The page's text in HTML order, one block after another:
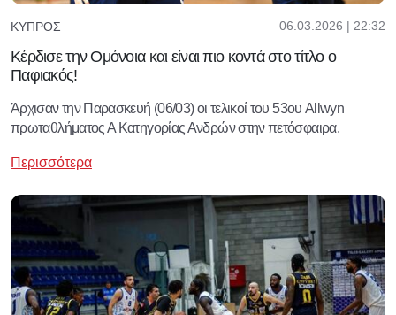
ΚΎΠΡΟΣ 06.03.2026 | 22:32
Κέρδισε την Ομόνοια και είναι πιο κοντά στο τίτλο ο
Παφιακός!
Άρχισαν την Παρασκευή (06/03) οι τελικοί του 53oυ Allwyn
πρωταθλήματος Α Κατηγορίας Ανδρών στην πετόσφαιρα.
Περισσότερα